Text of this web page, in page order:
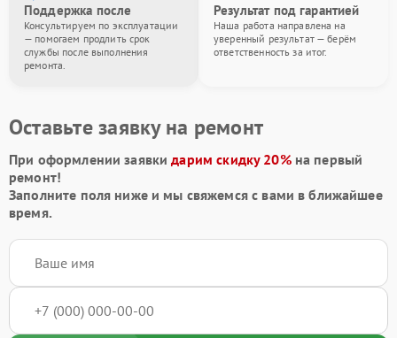
Поддержка после
Консультируем по эксплуатации
— помогаем продлить срок
службы после выполнения
ремонта.
Результат под гарантией
Наша работа направлена на
уверенный результат — берём
ответственность за итог.
Оставьте заявку на ремонт
При оформлении заявкидарим скидку 20%на первый
ремонт!
Заполните поля ниже и мы свяжемся с вами в ближайшее
время.